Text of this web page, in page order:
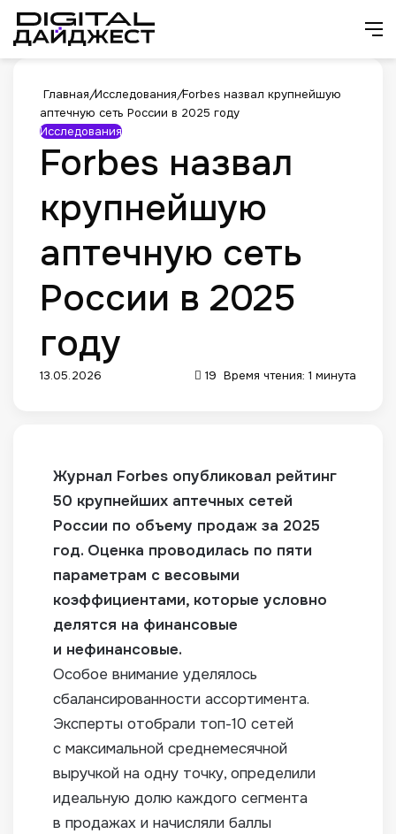
Главная/Исследования/Forbes назвал крупнейшую
аптечную сеть России в 2025 году
Исследования
Forbes назвал
крупнейшую
аптечную сеть
России в 2025
году
13.05.2026 19 Время чтения: 1 минута
Журнал Forbes опубликовал рейтинг
50 крупнейших аптечных сетей
России по объему продаж за 2025
год. Оценка проводилась по пяти
параметрам с весовыми
коэффициентами, которые условно
делятся на финансовые
и нефинансовые.
Особое внимание уделялось
сбалансированности ассортимента.
Эксперты отобрали топ-10 сетей
с максимальной среднемесячной
выручкой на одну точку, определили
идеальную долю каждого сегмента
в продажах и начисляли баллы